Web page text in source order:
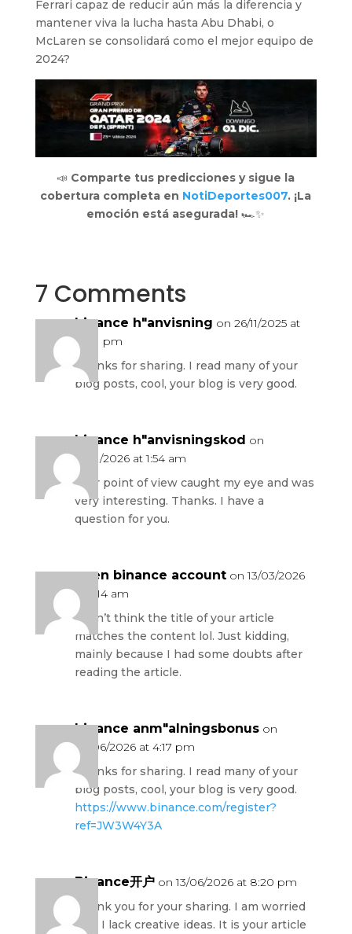
Ferrari capaz de reducir aún más la diferencia y
mantener viva la lucha hasta Abu Dhabi, o
McLaren se consolidará como el mejor equipo de
2024?
📣 Comparte tus predicciones y sigue la
cobertura completa en NotiDeportes007. ¡La
emoción está asegurada! 🏎️✨
7 Comments
binance h"anvisning on 26/11/2025 at
10:41 pm
Thanks for sharing. I read many of your
blog posts, cool, your blog is very good.
binance h"anvisningskod on
16/01/2026 at 1:54 am
Your point of view caught my eye and was
very interesting. Thanks. I have a
question for you.
open binance account on 13/03/2026
at 6:14 am
I don’t think the title of your article
matches the content lol. Just kidding,
mainly because I had some doubts after
reading the article.
binance anm"alningsbonus on
03/06/2026 at 4:17 pm
Thanks for sharing. I read many of your
blog posts, cool, your blog is very good.
https://www.binance.com/register?
ref=JW3W4Y3A
Binance开户 on 13/06/2026 at 8:20 pm
Thank you for your sharing. I am worried
that I lack creative ideas. It is your article